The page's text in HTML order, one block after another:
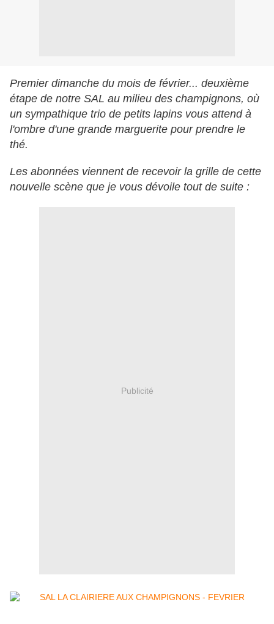
Premier dimanche du mois de février... deuxième
étape de notre SAL au milieu des champignons, où
un sympathique trio de petits lapins vous attend à
l'ombre d'une grande marguerite pour prendre le
thé.
Les abonnées viennent de recevoir la grille de cette
nouvelle scène que je vous dévoile tout de suite :
Publicité